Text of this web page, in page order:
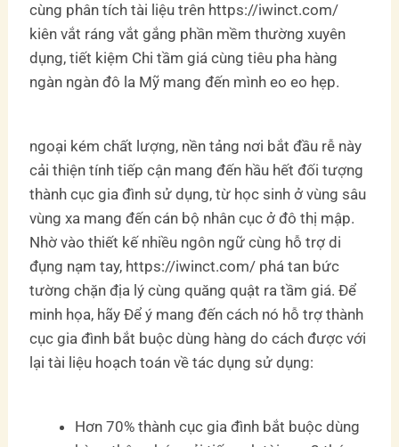
cùng phân tích tài liệu trên https://iwinct.com/
kiên vắt ráng vắt gắng phần mềm thường xuyên
dụng, tiết kiệm Chi tầm giá cùng tiêu pha hàng
ngàn ngàn đô la Mỹ mang đến mình eo eo hẹp.
ngoại kém chất lượng, nền tảng nơi bắt đầu rễ này
cải thiện tính tiếp cận mang đến hầu hết đối tượng
thành cục gia đình sử dụng, từ học sinh ở vùng sâu
vùng xa mang đến cán bộ nhân cục ở đô thị mập.
Nhờ vào thiết kế nhiều ngôn ngữ cùng hỗ trợ di
đụng nạm tay, https://iwinct.com/ phá tan bức
tường chặn địa lý cùng quăng quật ra tầm giá. Để
minh họa, hãy Để ý mang đến cách nó hỗ trợ thành
cục gia đình bắt buộc dùng hàng do cách được với
lại tài liệu hoạch toán về tác dụng sử dụng:
Hơn 70% thành cục gia đình bắt buộc dùng